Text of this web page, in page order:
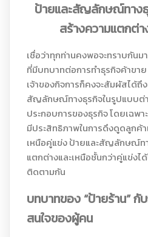
ป้ายและสัญลักษณ์ทาง
สร้างความแตกต่า
เชื่อว่าทุกท่านคงพอจะทราบกันม
ที่มีบทบาทต่อการทำธุรกิจค้าขาย
เจ้าของกิจการก็คงจะสัมผัสได้
สัญลักษณ์ทางธุรกิจในรูปแบบต่
ประกอบการของธุรกิจ โดยเฉพ
มีประสิทธิภาพในการดึงดูดลูกค้
เหนือคู่แข่ง ป้ายและสัญลักษณ์ทา
แตกต่างและเหนือชั้นกว่าคู่แข่งไ
ติดตามกัน
บทบาทของ “ป้ายร้าน”
สนใจของผู้คน